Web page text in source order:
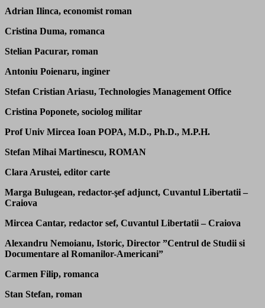
Adrian Ilinca, economist roman
Cristina Duma, romanca
Stelian Pacurar, roman
Antoniu Poienaru, inginer
Stefan Cristian Ariasu, Technologies Management Office
Cristina Poponete, sociolog militar
Prof Univ Mircea Ioan POPA, M.D., Ph.D., M.P.H.
Stefan Mihai Martinescu, ROMAN
Clara Arustei, editor carte
Marga Bulugean, redactor-şef adjunct, Cuvantul Libertatii –
Craiova
Mircea Cantar, redactor sef, Cuvantul Libertatii – Craiova
Alexandru Nemoianu, Istoric, Director ”Centrul de Studii si
Documentare al Romanilor-Americani”
Carmen Filip, romanca
Stan Stefan, roman